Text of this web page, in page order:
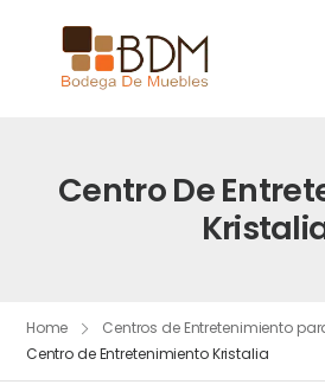
Centro De
Home
Centros de Entretenimiento
Centro de Entretenimiento Kristalia